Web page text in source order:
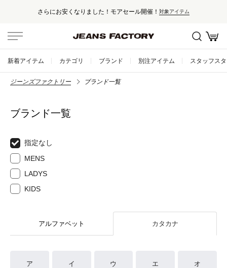
さらにお安くなりました！モアセール開催！ 対象アイテム
新着アイテム カテゴリ ブランド 別注アイテム スタッフス
ジーンズファクトリー ブランド一覧
ブランド一覧
指定なし
MENS
LADYS
KIDS
アルファベット カタカナ
ア イ ウ エ オ